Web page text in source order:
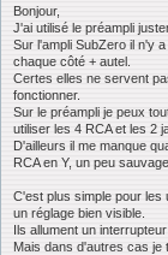
s
s
g
e
Bonjour,
J'ai utilisé le préampli
Sur l'ampli SubZero il n'y
chaque côté + autel.
Certes elles ne servent
fonctionner.
Sur le préampli je peux
utiliser les 4 RCA et les 2
D'ailleurs il me manque
RCA en Y, un peu
C'est plus simple pour les
un réglage bien visible.
Ils allument un
Mais dans d'autres cas je